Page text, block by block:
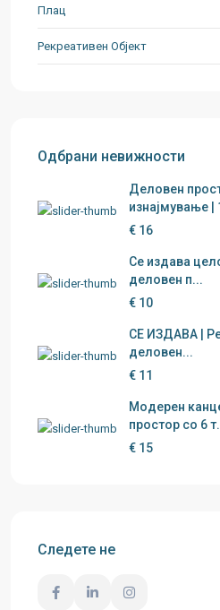
Плац
Рекреативен Објект
Одбрани невижности
Деловен
изнајмување |
€ 16
Се издава
деловен п...
€ 10
СЕ ИЗДАВА |
деловен...
€ 11
Модерен
простор со 6
€ 15
Следете не